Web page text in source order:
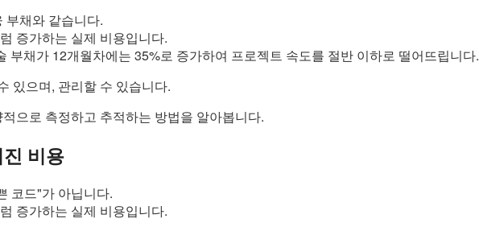
부채와 같습니다.
증가하는 실제 비용입니다.
부채가 12개월차에는 35%로 증가하여 프로젝트 속도를 절반 이하로 떨어뜨립니다.
있으며, 관리할 수 있습니다.
으로 측정하고 추적하는 방법을 알아봅니다.
비용
코드"가 아닙니다.
증가하는 실제 비용입니다.